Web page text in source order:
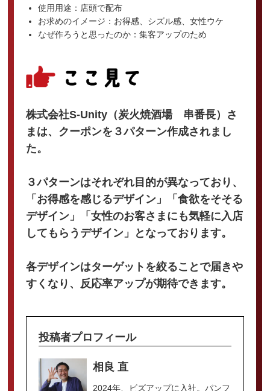
使用用途：店頭で配布
お求めのイメージ：お得感、シズル感、女性ウケ
なぜ作ろうと思ったのか：集客アップのため
株式会社S-Unity（炭火焼酒場 串番長）さ
まは、クーポンを３パターン作成されまし
た。
３パターンはそれぞれ目的が異なっており、
「お得感を感じるデザイン」「食欲をそそる
デザイン」「女性のお客さまにも気軽に入店
してもらうデザイン」となっております。
各デザインはターゲットを絞ることで届きや
すくなり、反応率アップが期待できます。
投稿者プロフィール
相良 直
2024年、ビズアップに入社。パンフ